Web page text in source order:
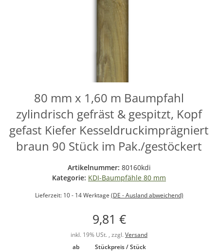
80 mm x 1,60 m Baumpfahl
zylindrisch gefräst & gespitzt, Kopf
gefast Kiefer Kesseldruckimprägniert
braun 90 Stück im Pak./gestöckert
Artikelnummer: 80160kdi
Kategorie: KDI-Baumpfähle 80 mm
Lieferzeit: 10 - 14 Werktage (DE - Ausland abweichend)
9,81 €
inkl. 19% USt. , zzgl. Versand
ab
Stückpreis / Stück